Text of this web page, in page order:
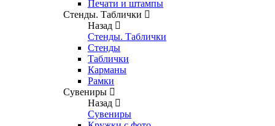
Печати и штампы
Стенды. Таблички
Назад
Стенды. Таблички
Стенды
Таблички
Карманы
Рамки
Сувениры
Назад
Сувениры